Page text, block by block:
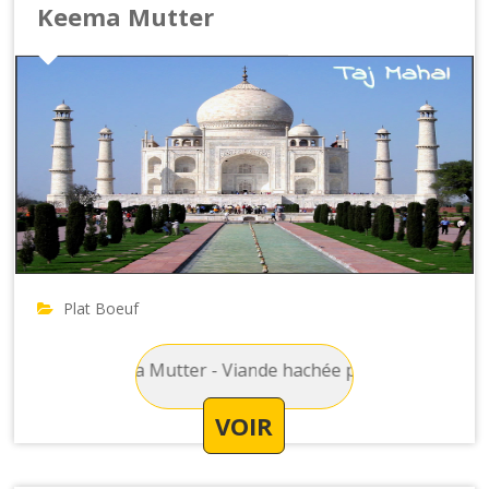
Keema Mutter
Plat Boeuf
: Keema Mutter - Viande hachée préparée avec des
VOIR